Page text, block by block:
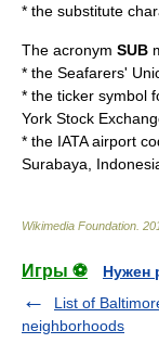
* the substitute
The acronym SUB
* the Seafarers'
* the ticker symbol
York Stock
* the IATA airport
Surabaya,
Wikimedia Foundation
Игры ⚽
Нужен
List of
neighborhoods